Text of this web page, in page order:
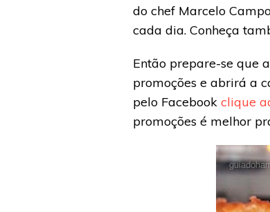
do chef Marcelo
cada dia. Conheça
Então prepare-se que
promoções e abrirá a
pelo Facebook clique
promoções é melhor